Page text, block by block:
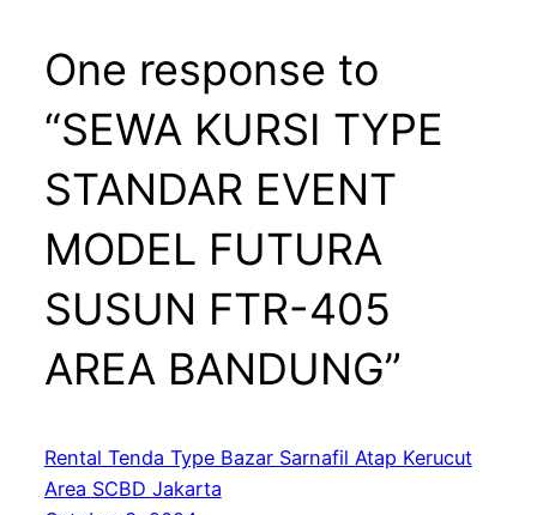
One response to
“SEWA KURSI TYPE
STANDAR EVENT
MODEL FUTURA
SUSUN FTR-405
AREA BANDUNG”
Rental Tenda Type Bazar Sarnafil Atap Kerucut
Area SCBD Jakarta